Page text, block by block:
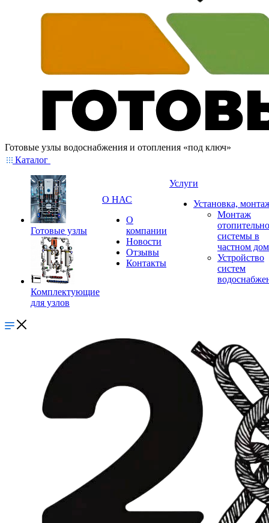
Готовые узлы водоснабжения и отопления «под ключ»
Каталог
Готовые узлы
Комплектующие
для узлов
О НАС
О
компании
Новости
Отзывы
Контакты
Услуги
Установка,
Монтаж
системы в
частном
Устройство
систем